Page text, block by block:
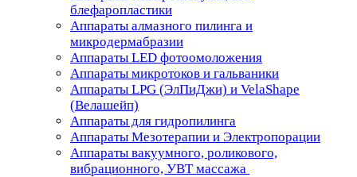
блефаропластики
Аппараты алмазного пилинга и
микродермабразии
Аппараты LED фотоомоложения
Аппараты микротоков и гальваники
Аппараты LPG (ЭлПиДжи) и VelaShape
(Велашейп)
Аппараты для гидропилинга
Аппараты Мезотерапии и Электропорации
Аппараты вакуумного, роликового,
вибрационного, УВТ массажа